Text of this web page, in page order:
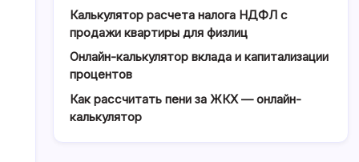
Калькулятор расчета налога НДФЛ с
продажи квартиры для физлиц
Онлайн-калькулятор вклада и капитализации
процентов
Как рассчитать пени за ЖКХ — онлайн-
калькулятор